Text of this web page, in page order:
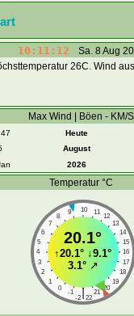
10:11:12
Sa. 8 Aug
26C. Wind
Max Wind | Böen - KM/S
Heute
August
2026
Temperatur °C
10
9 11
8
12
7
13
6
14
5
15
4
16
3
17
2
18
1
19
0
20
-1 21
|
-2 22
20.1°
↑20.1° ↓9.1°
3.1°↗